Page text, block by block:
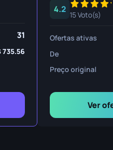
31
735.56
4.2
15 Voto(s)
Ofertas ativas
De
Preço original
Ver